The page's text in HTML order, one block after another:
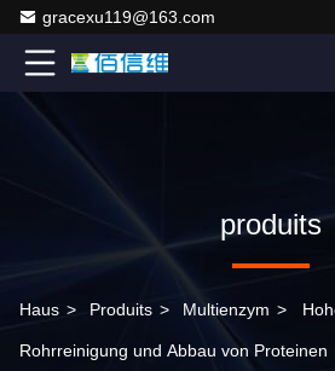
gracexu119@163.com
produits
Haus > Produits > Multienzym >
Rohrreinigung und Abbau von Proteinen